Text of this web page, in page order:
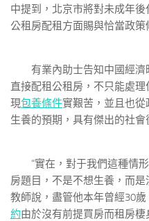
中提到，北京市將對未成年
公租房配租方面賜與恰當政策
有業內助士告知中國經濟
直接配租公租房，不只能處
現包養條件實艱苦，並且也從
生養的預期，具有傑出的社會
“實在，對于我們這種情形
房題目，不是不想生養，而
教師說，盡管他本年曾經30
約由於沒有前提買房而租房棲